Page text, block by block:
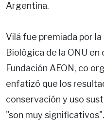
Argentina.
Vilá fue premiada por
Biológica de la ONU en
Fundación AEON, co
enfatizó que los
conservación y uso
"son muy significativos".